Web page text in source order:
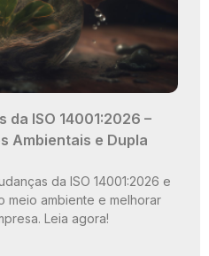
da ISO 14001:2026 –
Ambientais e Dupla
da ISO 14001:2026 e
meio ambiente e melhorar
Leia agora!